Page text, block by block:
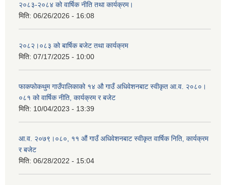
२०८३-२०८४ को वार्षिक नीति तथा कार्यक्रम।
मिति: 06/26/2026 - 16:08
२०८२।०८३ को बार्षिक बजेट तथा कार्यक्रम
मिति: 07/17/2025 - 10:00
फाकफोकथुम गाउँपालिकाको १४ औ गाउँ अधिवेशनबाट स्वीकृत आ.व. २०८०।
०८१ को वार्षिक नीति, कार्यक्रम र बजेट
मिति: 10/04/2023 - 13:39
आ.व. २०७९।०८०, ११ औं गाउँ अधिवेशनबाट स्वीकृत वार्षिक निति, कार्यक्रम
र बजेट
मिति: 06/28/2022 - 15:04